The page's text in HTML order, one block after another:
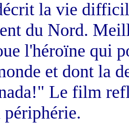
la vie
du Nord.
l'héroïne qui
et dont la
Le film
périphérie.